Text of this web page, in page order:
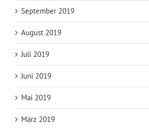
September 2019
August 2019
Juli 2019
Juni 2019
Mai 2019
März 2019